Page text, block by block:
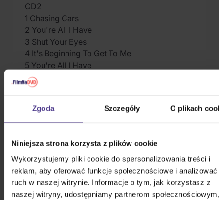
Zgoda Szczegóły O plikach
Niniejsza strona korzysta z plików cookie
Wykorzystujemy pliki cookie do spersonalizowania treści i
reklam, aby oferować funkcje społecznościowe i analizować
ruch w naszej witrynie. Informacje o tym, jak korzystasz z
naszej witryny, udostępniamy partnerom społecznościowym,
CD2
1 Chasing Cars
2 You're All I Have
3 Shut Your Eyes
4 It's Beginning To Get To Me
5 You're All I Have
6 You Could Be Happy
7 I Am An Astronaut
9 Headlights On Dark Roads
10 Shut Your Eyes
12 Set The Fire To The Third Bar
13 You're All I Have
14 Open Your Eyes
15 You're All I Have
16 Hands Open